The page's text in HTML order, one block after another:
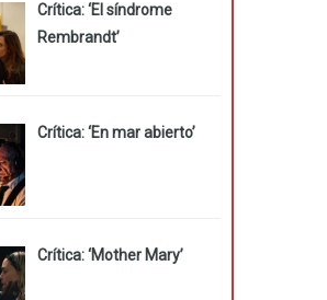
Crítica: ‘El síndrome
Rembrandt’
Crítica: ‘En mar abierto’
Crítica: ‘Mother Mary’